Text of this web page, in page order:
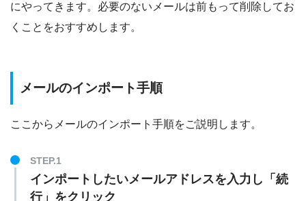
にやってきます。必要のないメールは前もって削除してお
くことをおすすめします。
メールのインポート手順
ここからメールのインポート手順をご説明します。
インポートしたいメールアドレスを入力し「続
行」をクリック